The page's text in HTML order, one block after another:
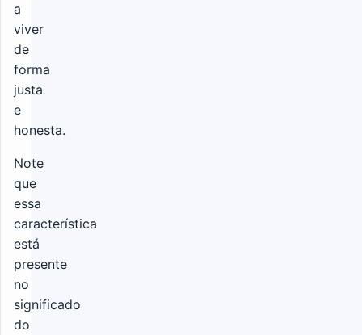
a
viver
de
forma
justa
e
honesta.
Note
que
essa
característica
está
presente
no
significado
do